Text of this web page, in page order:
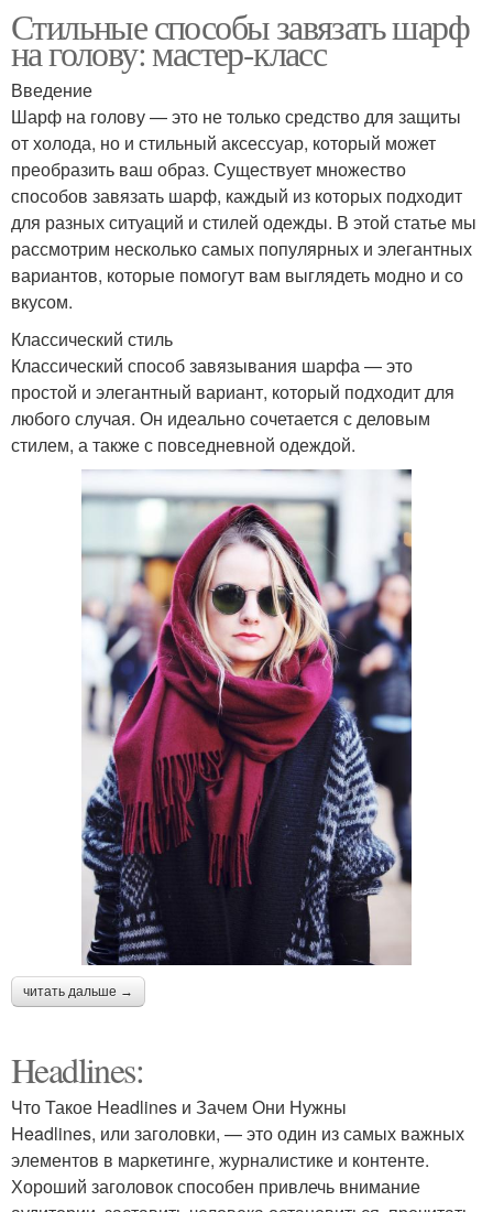
Стильные способы завязать шарф
на голову: мастер-класс
Введение
Шарф на голову — это не только средство для защиты
от холода, но и стильный аксессуар, который может
преобразить ваш образ. Существует множество
способов завязать шарф, каждый из которых подходит
для разных ситуаций и стилей одежды. В этой статье мы
рассмотрим несколько самых популярных и элегантных
вариантов, которые помогут вам выглядеть модно и со
вкусом.
Классический стиль
Классический способ завязывания шарфа — это
простой и элегантный вариант, который подходит для
любого случая. Он идеально сочетается с деловым
стилем, а также с повседневной одеждой.
читать дальше →
Headlines:
Что Такое Headlines и Зачем Они Нужны
Headlines, или заголовки, — это один из самых важных
элементов в маркетинге, журналистике и контенте.
Хороший заголовок способен привлечь внимание